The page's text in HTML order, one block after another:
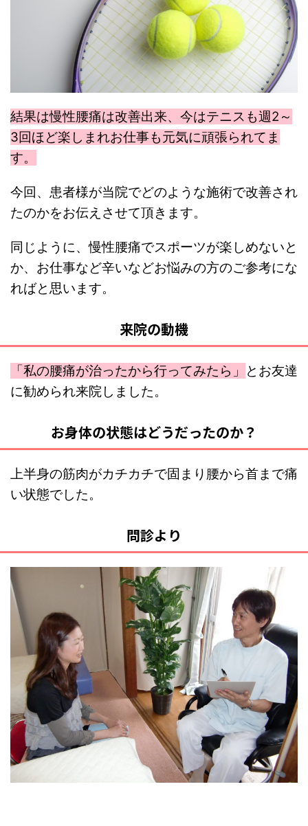
結果は慢性腰痛は改善出来、今はテニスも週2～
3回ほど楽しまれお仕事も元気に頑張られてま
す。
今回、患者様が当院でどのような施術で改善され
たのかをお伝えさせて頂きます。
同じように、慢性腰痛でスポーツが楽しめないと
か、お仕事など辛いなどお悩みの方のご参考にな
ればと思います。
来院の動機
「私の腰痛が治ったから行ってみたら」
とお友達
に勧められ来院しました。
お身体の状態はどうだったのか？
上半身の筋肉がカチカチで固まり腰から首まで痛
い状態でした。
問診より